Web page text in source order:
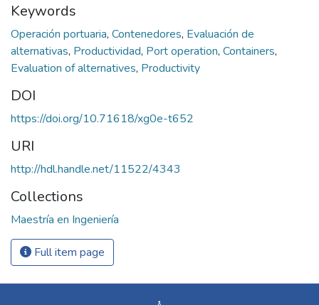
Keywords
Operación portuaria, Contenedores, Evaluación de
alternativas, Productividad, Port operation, Containers,
Evaluation of alternatives, Productivity
DOI
https://doi.org/10.71618/xg0e-t652
URI
http://hdl.handle.net/11522/4343
Collections
Maestría en Ingeniería
Full item page